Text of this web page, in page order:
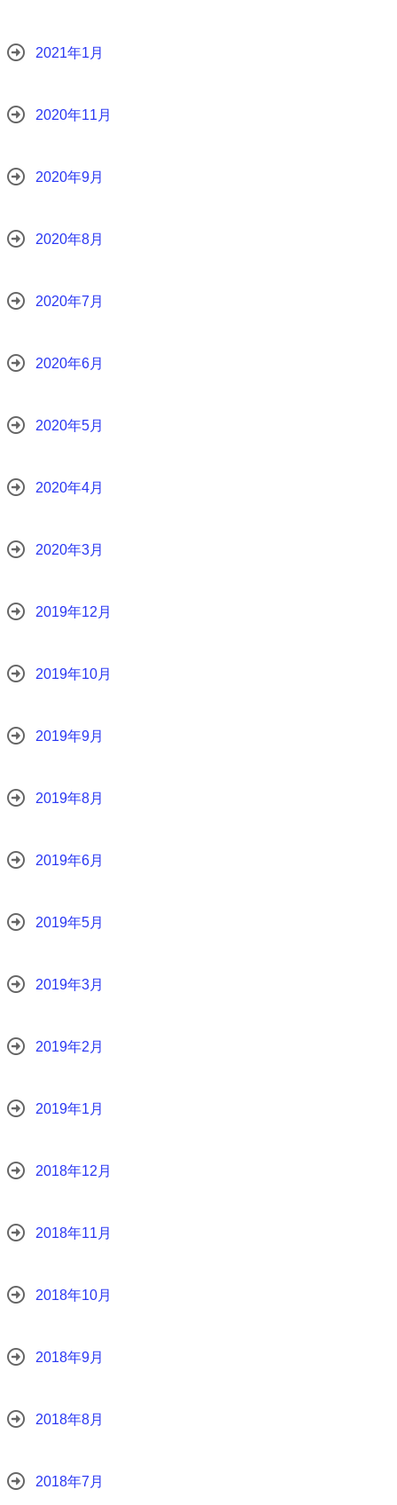
2021年1月
2020年11月
2020年9月
2020年8月
2020年7月
2020年6月
2020年5月
2020年4月
2020年3月
2019年12月
2019年10月
2019年9月
2019年8月
2019年6月
2019年5月
2019年3月
2019年2月
2019年1月
2018年12月
2018年11月
2018年10月
2018年9月
2018年8月
2018年7月